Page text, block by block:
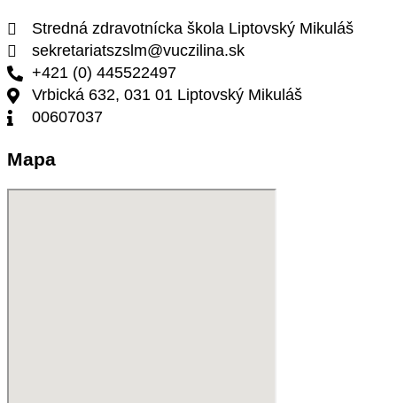
Stredná zdravotnícka škola Liptovský Mikuláš
sekretariatszslm@vuczilina.sk
+421 (0) 445522497
Vrbická 632, 031 01 Liptovský Mikuláš
00607037
Mapa